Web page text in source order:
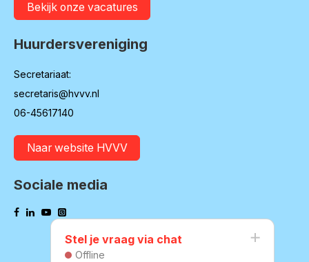
Bekijk onze vacatures
Huurdersvereniging
Secretariaat:
secretaris@hvvv.nl
06-45617140
Naar website HVVV
Sociale media
Stel je vraag via chat
Offline